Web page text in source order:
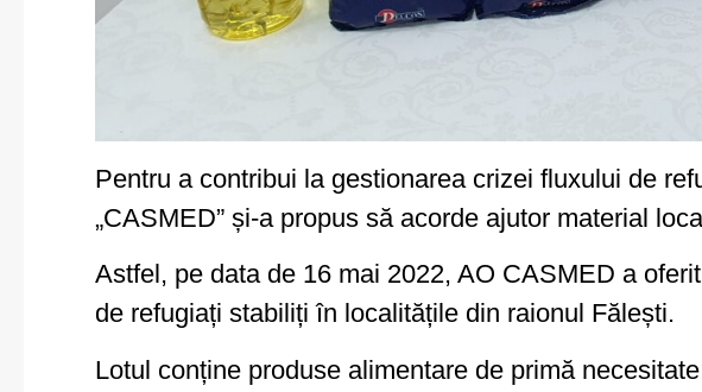
Pentru a contribui la gestionarea crizei fluxului de
„CASMED” și-a propus să acorde ajutor material
Astfel, pe data de 16 mai 2022, AO CASMED a
de refugiați stabiliți în localitățile din raionul Fălești.
Lotul conține produse alimentare de primă